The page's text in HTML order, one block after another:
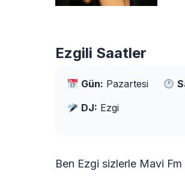
Ezgili Saatler
Gün: Pazartesi
DJ: Ezgi
Ben Ezgi sizlerle Mavi